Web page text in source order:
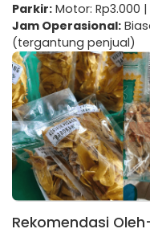
Parkir: Motor: Rp3.000
Jam Operasional:
(tergantung penjual)
Rekomendasi